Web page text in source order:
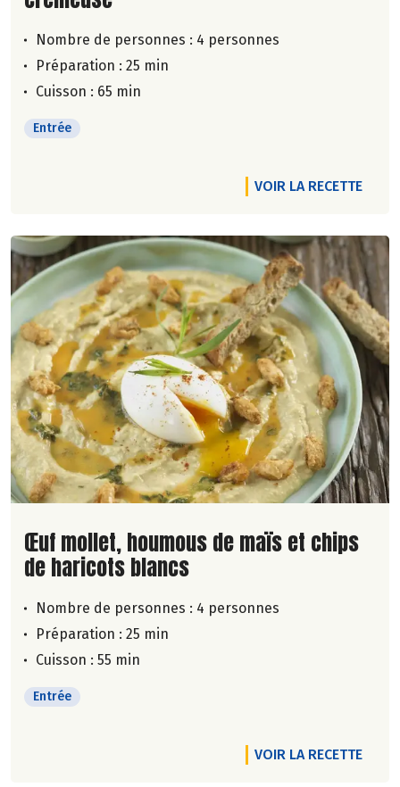
Nombre de personnes : 4 personnes
Préparation : 25 min
Cuisson : 65 min
Entrée
VOIR LA RECETTE
Lire la suite de la recette
Œuf mollet, houmous de maïs et chips
de haricots blancs
Nombre de personnes : 4 personnes
Préparation : 25 min
Cuisson : 55 min
Entrée
VOIR LA RECETTE